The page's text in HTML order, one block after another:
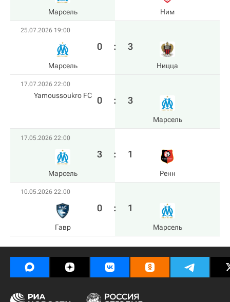
Марсель Ним
25.07.2026 19:00
Марсель
0 : 3
Ницца
17.07.2026 22:00
Yamoussoukro FC 0 : 3
Марсель
17.05.2026 22:00
Марсель
3 : 1
Ренн
10.05.2026 22:00
Гавр
0 : 1
Марсель